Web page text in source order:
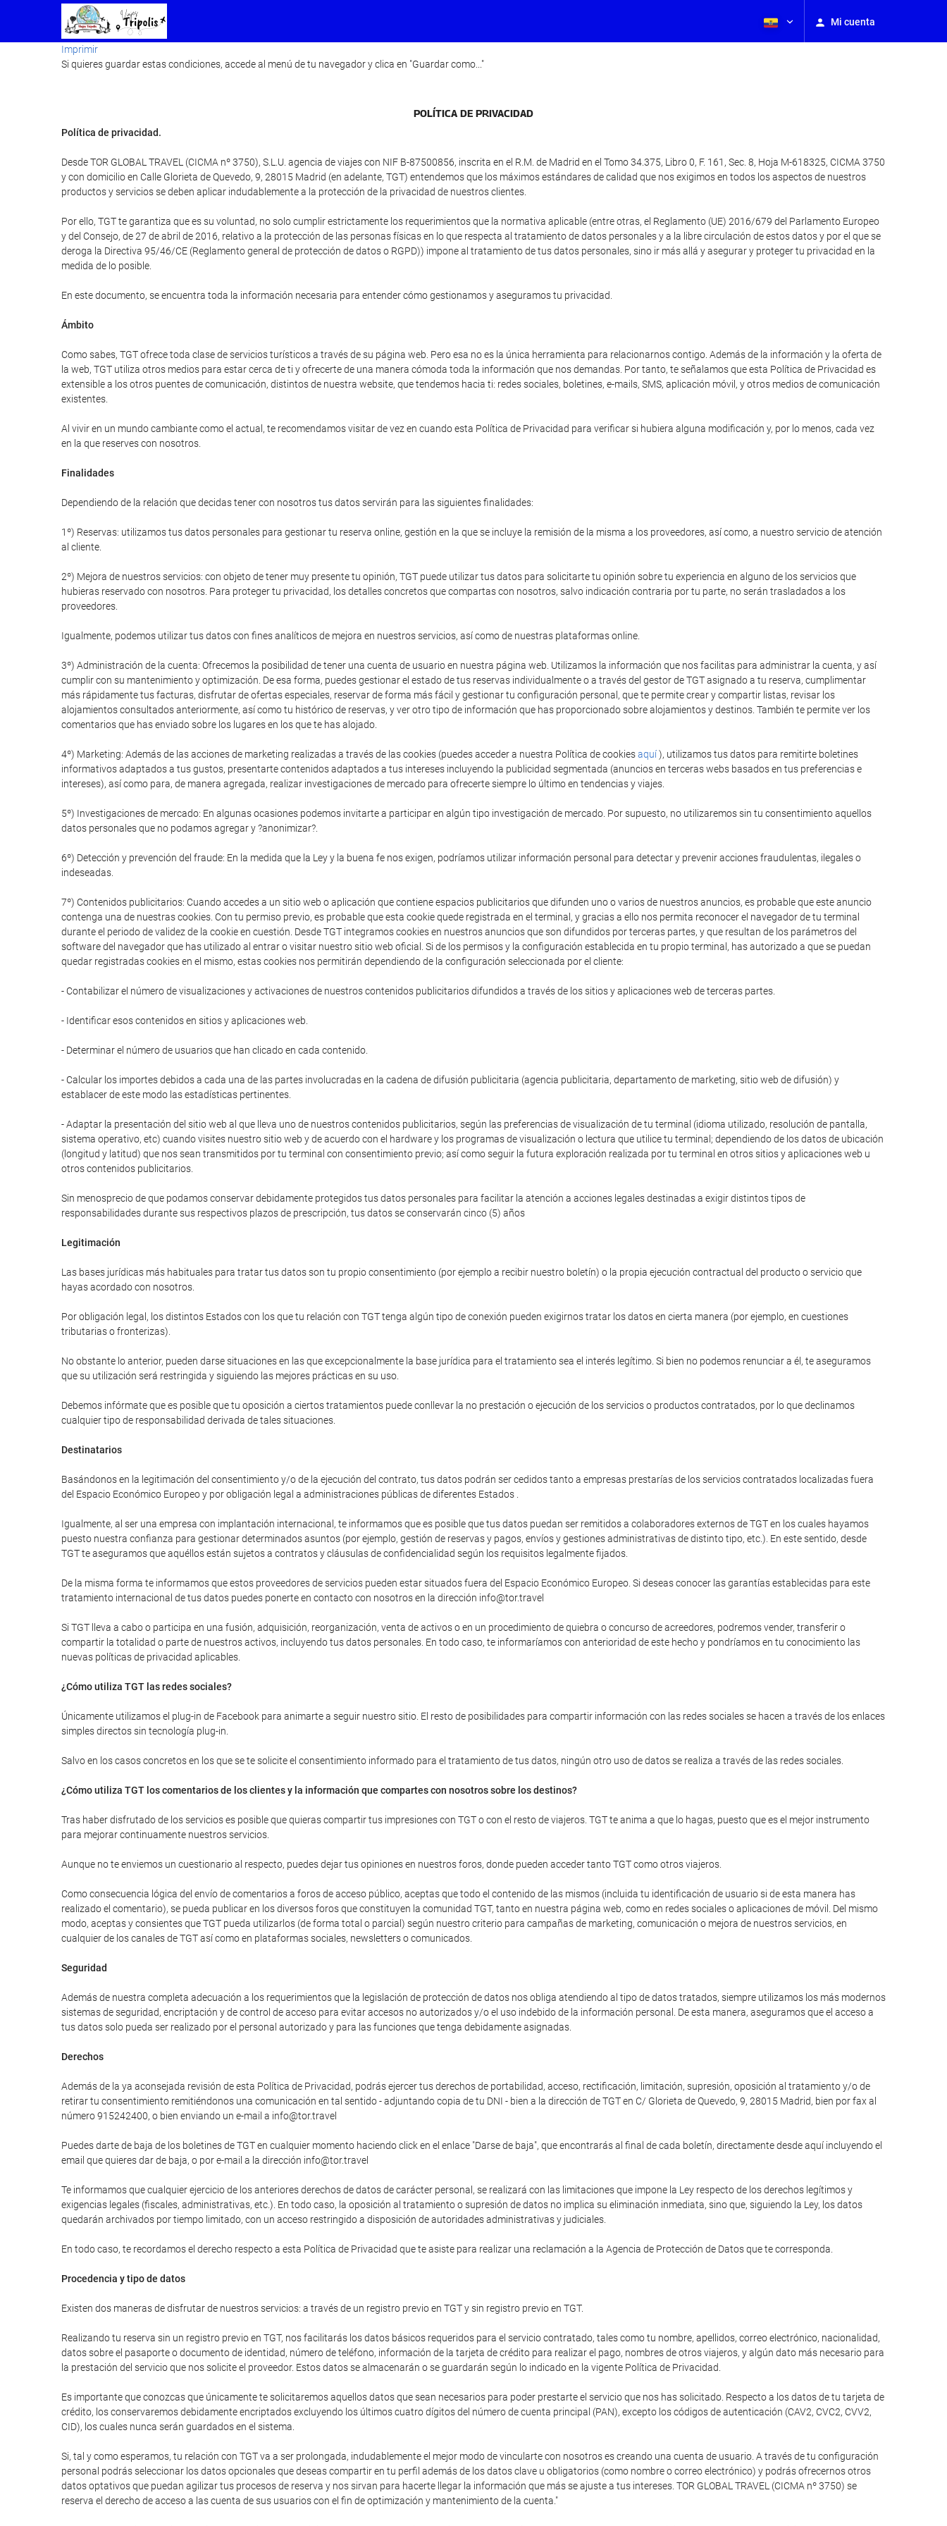
Mi cuenta
Imprimir
Si quieres guardar estas condiciones, accede al menú de tu navegador y clica en "Guardar como..."
POLÍTICA DE PRIVACIDAD
Política de privacidad.
Desde TOR GLOBAL TRAVEL (CICMA nº 3750), S.L.U. agencia de viajes con NIF B-87500856, inscrita en el R.M. de Madrid en el Tomo 34.375, Libro 0, F. 161, Sec. 8, Hoja M-618325, CICMA 3750
y con domicilio en Calle Glorieta de Quevedo, 9, 28015 Madrid (en adelante, TGT) entendemos que los máximos estándares de calidad que nos exigimos en todos los aspectos de nuestros
productos y servicios se deben aplicar indudablemente a la protección de la privacidad de nuestros clientes.
Por ello, TGT te garantiza que es su voluntad, no solo cumplir estrictamente los requerimientos que la normativa aplicable (entre otras, el Reglamento (UE) 2016/679 del Parlamento Europeo
y del Consejo, de 27 de abril de 2016, relativo a la protección de las personas físicas en lo que respecta al tratamiento de datos personales y a la libre circulación de estos datos y por el que se
deroga la Directiva 95/46/CE (Reglamento general de protección de datos o RGPD)) impone al tratamiento de tus datos personales, sino ir más allá y asegurar y proteger tu privacidad en la
medida de lo posible.
En este documento, se encuentra toda la información necesaria para entender cómo gestionamos y aseguramos tu privacidad.
Ámbito
Como sabes, TGT ofrece toda clase de servicios turísticos a través de su página web. Pero esa no es la única herramienta para relacionarnos contigo. Además de la información y la oferta de
la web, TGT utiliza otros medios para estar cerca de ti y ofrecerte de una manera cómoda toda la información que nos demandas. Por tanto, te señalamos que esta Política de Privacidad es
extensible a los otros puentes de comunicación, distintos de nuestra website, que tendemos hacia ti: redes sociales, boletines, e-mails, SMS, aplicación móvil, y otros medios de comunicación
existentes.
Al vivir en un mundo cambiante como el actual, te recomendamos visitar de vez en cuando esta Política de Privacidad para verificar si hubiera alguna modificación y, por lo menos, cada vez
en la que reserves con nosotros.
Finalidades
Dependiendo de la relación que decidas tener con nosotros tus datos servirán para las siguientes finalidades:
1º) Reservas: utilizamos tus datos personales para gestionar tu reserva online, gestión en la que se incluye la remisión de la misma a los proveedores, así como, a nuestro servicio de atención
al cliente.
2º) Mejora de nuestros servicios: con objeto de tener muy presente tu opinión, TGT puede utilizar tus datos para solicitarte tu opinión sobre tu experiencia en alguno de los servicios que
hubieras reservado con nosotros. Para proteger tu privacidad, los detalles concretos que compartas con nosotros, salvo indicación contraria por tu parte, no serán trasladados a los
proveedores.
Igualmente, podemos utilizar tus datos con fines analíticos de mejora en nuestros servicios, así como de nuestras plataformas online.
3º) Administración de la cuenta: Ofrecemos la posibilidad de tener una cuenta de usuario en nuestra página web. Utilizamos la información que nos facilitas para administrar la cuenta, y así
cumplir con su mantenimiento y optimización. De esa forma, puedes gestionar el estado de tus reservas individualmente o a través del gestor de TGT asignado a tu reserva, cumplimentar
más rápidamente tus facturas, disfrutar de ofertas especiales, reservar de forma más fácil y gestionar tu configuración personal, que te permite crear y compartir listas, revisar los
alojamientos consultados anteriormente, así como tu histórico de reservas, y ver otro tipo de información que has proporcionado sobre alojamientos y destinos. También te permite ver los
comentarios que has enviado sobre los lugares en los que te has alojado.
4º) Marketing: Además de las acciones de marketing realizadas a través de las cookies (puedes acceder a nuestra Política de cookiesaquí), utilizamos tus datos para remitirte boletines
informativos adaptados a tus gustos, presentarte contenidos adaptados a tus intereses incluyendo la publicidad segmentada (anuncios en terceras webs basados en tus preferencias e
intereses), así como para, de manera agregada, realizar investigaciones de mercado para ofrecerte siempre lo último en tendencias y viajes.
5º) Investigaciones de mercado: En algunas ocasiones podemos invitarte a participar en algún tipo investigación de mercado. Por supuesto, no utilizaremos sin tu consentimiento aquellos
datos personales que no podamos agregar y ?anonimizar?.
6º) Detección y prevención del fraude: En la medida que la Ley y la buena fe nos exigen, podríamos utilizar información personal para detectar y prevenir acciones fraudulentas, ilegales o
indeseadas.
7º) Contenidos publicitarios: Cuando accedes a un sitio web o aplicación que contiene espacios publicitarios que difunden uno o varios de nuestros anuncios, es probable que este anuncio
contenga una de nuestras cookies. Con tu permiso previo, es probable que esta cookie quede registrada en el terminal, y gracias a ello nos permita reconocer el navegador de tu terminal
durante el periodo de validez de la cookie en cuestión. Desde TGT integramos cookies en nuestros anuncios que son difundidos por terceras partes, y que resultan de los parámetros del
software del navegador que has utilizado al entrar o visitar nuestro sitio web oficial. Si de los permisos y la configuración establecida en tu propio terminal, has autorizado a que se puedan
quedar registradas cookies en el mismo, estas cookies nos permitirán dependiendo de la configuración seleccionada por el cliente:
- Contabilizar el número de visualizaciones y activaciones de nuestros contenidos publicitarios difundidos a través de los sitios y aplicaciones web de terceras partes.
- Identificar esos contenidos en sitios y aplicaciones web.
- Determinar el número de usuarios que han clicado en cada contenido.
- Calcular los importes debidos a cada una de las partes involucradas en la cadena de difusión publicitaria (agencia publicitaria, departamento de marketing, sitio web de difusión) y
establacer de este modo las estadísticas pertinentes.
- Adaptar la presentación del sitio web al que lleva uno de nuestros contenidos publicitarios, según las preferencias de visualización de tu terminal (idioma utilizado, resolución de pantalla,
sistema operativo, etc) cuando visites nuestro sitio web y de acuerdo con el hardware y los programas de visualización o lectura que utilice tu terminal; dependiendo de los datos de ubicación
(longitud y latitud) que nos sean transmitidos por tu terminal con consentimiento previo; así como seguir la futura exploración realizada por tu terminal en otros sitios y aplicaciones web u
otros contenidos publicitarios.
Sin menosprecio de que podamos conservar debidamente protegidos tus datos personales para facilitar la atención a acciones legales destinadas a exigir distintos tipos de
responsabilidades durante sus respectivos plazos de prescripción, tus datos se conservarán cinco (5) años
Legitimación
Las bases jurídicas más habituales para tratar tus datos son tu propio consentimiento (por ejemplo a recibir nuestro boletín) o la propia ejecución contractual del producto o servicio que
hayas acordado con nosotros.
Por obligación legal, los distintos Estados con los que tu relación con TGT tenga algún tipo de conexión pueden exigirnos tratar los datos en cierta manera (por ejemplo, en cuestiones
tributarias o fronterizas).
No obstante lo anterior, pueden darse situaciones en las que excepcionalmente la base jurídica para el tratamiento sea el interés legítimo. Si bien no podemos renunciar a él, te aseguramos
que su utilización será restringida y siguiendo las mejores prácticas en su uso.
Debemos infórmate que es posible que tu oposición a ciertos tratamientos puede conllevar la no prestación o ejecución de los servicios o productos contratados, por lo que declinamos
cualquier tipo de responsabilidad derivada de tales situaciones.
Destinatarios
Basándonos en la legitimación del consentimiento y/o de la ejecución del contrato, tus datos podrán ser cedidos tanto a empresas prestarías de los servicios contratados localizadas fuera
del Espacio Económico Europeo y por obligación legal a administraciones públicas de diferentes Estados .
Igualmente, al ser una empresa con implantación internacional, te informamos que es posible que tus datos puedan ser remitidos a colaboradores externos de TGT en los cuales hayamos
puesto nuestra confianza para gestionar determinados asuntos (por ejemplo, gestión de reservas y pagos, envíos y gestiones administrativas de distinto tipo, etc.). En este sentido, desde
TGT te aseguramos que aquéllos están sujetos a contratos y cláusulas de confidencialidad según los requisitos legalmente fijados.
De la misma forma te informamos que estos proveedores de servicios pueden estar situados fuera del Espacio Económico Europeo. Si deseas conocer las garantías establecidas para este
tratamiento internacional de tus datos puedes ponerte en contacto con nosotros en la dirección info@tor.travel
Si TGT lleva a cabo o participa en una fusión, adquisición, reorganización, venta de activos o en un procedimiento de quiebra o concurso de acreedores, podremos vender, transferir o
compartir la totalidad o parte de nuestros activos, incluyendo tus datos personales. En todo caso, te informaríamos con anterioridad de este hecho y pondríamos en tu conocimiento las
nuevas políticas de privacidad aplicables.
¿Cómo utiliza TGT las redes sociales?
Únicamente utilizamos el plug-in de Facebook para animarte a seguir nuestro sitio. El resto de posibilidades para compartir información con las redes sociales se hacen a través de los enlaces
simples directos sin tecnología plug-in.
Salvo en los casos concretos en los que se te solicite el consentimiento informado para el tratamiento de tus datos, ningún otro uso de datos se realiza a través de las redes sociales.
¿Cómo utiliza TGT los comentarios de los clientes y la información que compartes con nosotros sobre los destinos?
Tras haber disfrutado de los servicios es posible que quieras compartir tus impresiones con TGT o con el resto de viajeros. TGT te anima a que lo hagas, puesto que es el mejor instrumento
para mejorar continuamente nuestros servicios.
Aunque no te enviemos un cuestionario al respecto, puedes dejar tus opiniones en nuestros foros, donde pueden acceder tanto TGT como otros viajeros.
Como consecuencia lógica del envío de comentarios a foros de acceso público, aceptas que todo el contenido de las mismos (incluida tu identificación de usuario si de esta manera has
realizado el comentario), se pueda publicar en los diversos foros que constituyen la comunidad TGT, tanto en nuestra página web, como en redes sociales o aplicaciones de móvil. Del mismo
modo, aceptas y consientes que TGT pueda utilizarlos (de forma total o parcial) según nuestro criterio para campañas de marketing, comunicación o mejora de nuestros servicios, en
cualquier de los canales de TGT así como en plataformas sociales, newsletters o comunicados.
Seguridad
Además de nuestra completa adecuación a los requerimientos que la legislación de protección de datos nos obliga atendiendo al tipo de datos tratados, siempre utilizamos los más modernos
sistemas de seguridad, encriptación y de control de acceso para evitar accesos no autorizados y/o el uso indebido de la información personal. De esta manera, aseguramos que el acceso a
tus datos solo pueda ser realizado por el personal autorizado y para las funciones que tenga debidamente asignadas.
Derechos
Además de la ya aconsejada revisión de esta Política de Privacidad, podrás ejercer tus derechos de portabilidad, acceso, rectificación, limitación, supresión, oposición al tratamiento y/o de
retirar tu consentimiento remitiéndonos una comunicación en tal sentido - adjuntando copia de tu DNI - bien a la dirección de TGT en C/ Glorieta de Quevedo, 9, 28015 Madrid, bien por fax al
número 915242400, o bien enviando un e-mail a info@tor.travel
Puedes darte de baja de los boletines de TGT en cualquier momento haciendo click en el enlace "Darse de baja", que encontrarás al final de cada boletín, directamente desde aquí incluyendo el
email que quieres dar de baja, o por e-mail a la dirección info@tor.travel
Te informamos que cualquier ejercicio de los anteriores derechos de datos de carácter personal, se realizará con las limitaciones que impone la Ley respecto de los derechos legítimos y
exigencias legales (fiscales, administrativas, etc.). En todo caso, la oposición al tratamiento o supresión de datos no implica su eliminación inmediata, sino que, siguiendo la Ley, los datos
quedarán archivados por tiempo limitado, con un acceso restringido a disposición de autoridades administrativas y judiciales.
En todo caso, te recordamos el derecho respecto a esta Política de Privacidad que te asiste para realizar una reclamación a la Agencia de Protección de Datos que te corresponda.
Procedencia y tipo de datos
Existen dos maneras de disfrutar de nuestros servicios: a través de un registro previo en TGT y sin registro previo en TGT.
Realizando tu reserva sin un registro previo en TGT, nos facilitarás los datos básicos requeridos para el servicio contratado, tales como tu nombre, apellidos, correo electrónico, nacionalidad,
datos sobre el pasaporte o documento de identidad, número de teléfono, información de la tarjeta de crédito para realizar el pago, nombres de otros viajeros, y algún dato más necesario para
la prestación del servicio que nos solicite el proveedor. Estos datos se almacenarán o se guardarán según lo indicado en la vigente Política de Privacidad.
Es importante que conozcas que únicamente te solicitaremos aquellos datos que sean necesarios para poder prestarte el servicio que nos has solicitado. Respecto a los datos de tu tarjeta de
crédito, los conservaremos debidamente encriptados excluyendo los últimos cuatro dígitos del número de cuenta principal (PAN), excepto los códigos de autenticación (CAV2, CVC2, CVV2,
CID), los cuales nunca serán guardados en el sistema.
Si, tal y como esperamos, tu relación con TGT va a ser prolongada, indudablemente el mejor modo de vincularte con nosotros es creando una cuenta de usuario. A través de tu configuración
personal podrás seleccionar los datos opcionales que deseas compartir en tu perfil además de los datos clave u obligatorios (como nombre o correo electrónico) y podrás ofrecernos otros
datos optativos que puedan agilizar tus procesos de reserva y nos sirvan para hacerte llegar la información que más se ajuste a tus intereses. TOR GLOBAL TRAVEL (CICMA nº 3750) se
reserva el derecho de acceso a las cuenta de sus usuarios con el fin de optimización y mantenimiento de la cuenta."